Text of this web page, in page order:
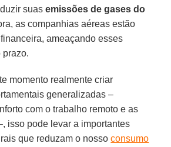
suasemissões de gases do
as companhias aéreas estão
ameaçando esses
prazo.
momento realmente criar
generalizadas –
com o trabalho remoto e as
isso pode levar a importantes
que reduzam o nossoconsumo